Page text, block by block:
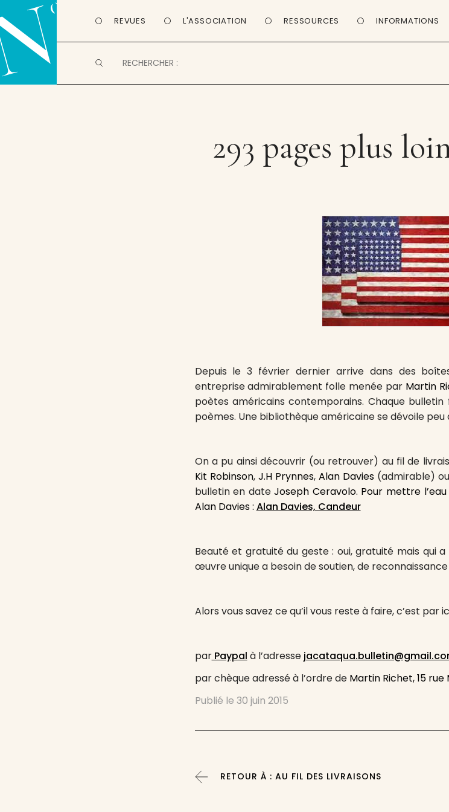
REVUES L'ASSOCIATION RESSOURCES INFORMATIONS
293 pages plus
Depuis le 3 février dernier arrive dans des
entreprise admirablement folle menée par Martin
poètes américains contemporains. Chaque
poèmes. Une bibliothèque américaine se dévoile peu
On a pu ainsi découvrir (ou retrouver) au fil de
Kit Robinson, J.H Prynnes, Alan Davies(admirable) ou
bulletin en dateJoseph Ceravolo. Pour mettre
Alan Davies : Alan Davies, Candeur
Beauté et gratuité du geste : oui, gratuité mais qui
œuvre unique a besoin de soutien, de reconnaissance
Alors vous savez ce qu’il vous reste à faire, c’est par
parPaypal à l’adresse
par chèque adressé à l’ordre de Martin Richet, 15
Publié le 30 juin 2015
RETOUR À : AU FIL DES LIVRAISONS